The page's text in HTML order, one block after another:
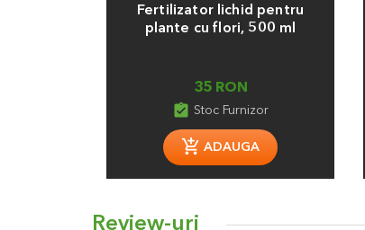
Fertilizator lichid pentru
plante cu flori, 500 ml
35 RON
assignment_turned_in Stoc Furnizor
ADAUGA
Review-uri